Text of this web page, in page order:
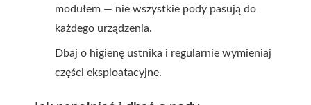
modułem — nie wszystkie pody pasują do
każdego urządzenia.
Dbaj o higienę ustnika i regularnie wymieniaj
części eksploatacyjne.